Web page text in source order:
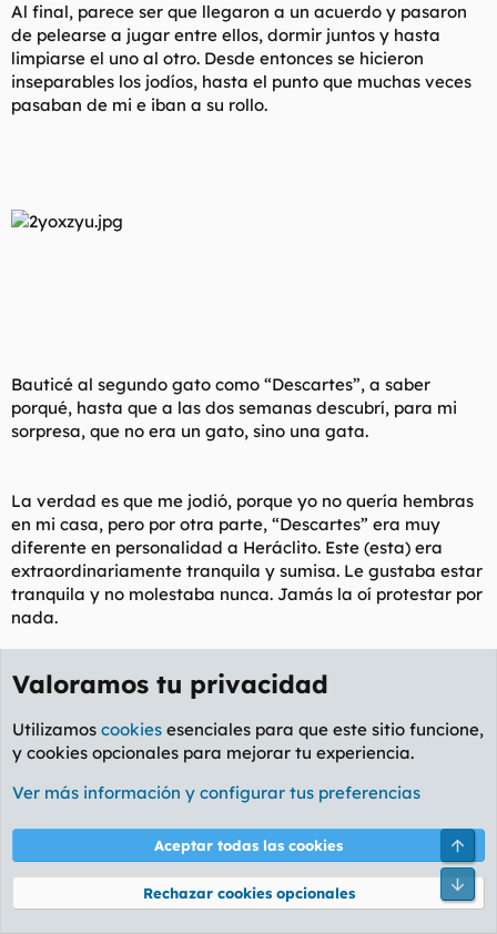
Al final, parece ser que llegaron a un acuerdo y pasaron
de pelearse a jugar entre ellos, dormir juntos y hasta
limpiarse el uno al otro. Desde entonces se hicieron
inseparables los jodíos, hasta el punto que muchas veces
pasaban de mi e iban a su rollo.
Bauticé al segundo gato como “Descartes”, a saber
porqué, hasta que a las dos semanas descubrí, para mi
sorpresa, que no era un gato, sino una gata.
La verdad es que me jodió, porque yo no quería hembras
en mi casa, pero por otra parte, “Descartes” era muy
diferente en personalidad a Heráclito. Este (esta) era
extraordinariamente tranquila y sumisa. Le gustaba estar
tranquila y no molestaba nunca. Jamás la oí protestar por
nada.
Como nunca ha habido grandes mujeres filósofas, la
Heráclito era bien distinto, y cuando se tomó la confianza,
estaba todo el día de un pesado que no veas: “juega
conmigo”, “déjame ver lo que haces con el ordenador”,
“dame un poco de eso que estás comiendo”, “hazme sitio
en la cama que me gusta dormir más estirado…”. ¿Los
Valoramos tu privacidad
Utilizamos cookies esenciales para que este sitio funcione,
y cookies opcionales para mejorar tu experiencia.
Ver más información y configurar tus preferencias
Aceptar todas las cookies
Rechazar cookies opcionales
Pie